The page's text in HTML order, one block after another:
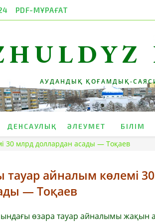
PDF-МҰРАҒАТ
АУДАНДЫҚ ҚОҒАМДЫҚ-
ДЕНСАУЛЫҚ ӘЛЕУМЕТ БІЛІМ
30 млрд доллардан асады — Тоқаев
тауар айналым көлемі
— Тоқаев
өзара тауар айналымы жақын